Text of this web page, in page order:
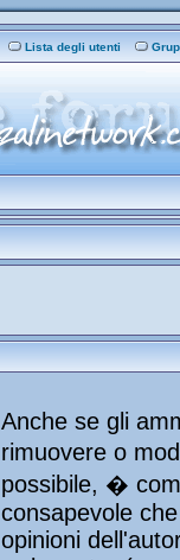
Lista degli utenti
Anche se gli
rimuovere o
possibile, �
consapevole
opinioni